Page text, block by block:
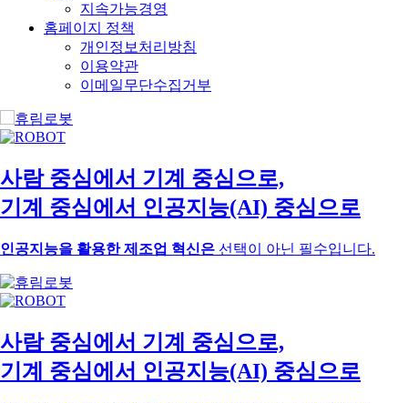
지속가능경영
홈페이지 정책
개인정보처리방침
이용약관
이메일무단수집거부
사람 중심에서 기계 중심으로,
기계 중심에서 인공지능(AI) 중심으로
인공지능을 활용한 제조업 혁신은 선택이 아닌 필수입니다.
사람 중심에서 기계 중심으로,
기계 중심에서 인공지능(AI) 중심으로